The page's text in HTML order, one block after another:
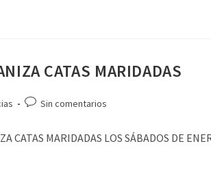
CATAS MARIDADAS
Sin comentarios
CATAS MARIDADAS LOS SÁBADOS